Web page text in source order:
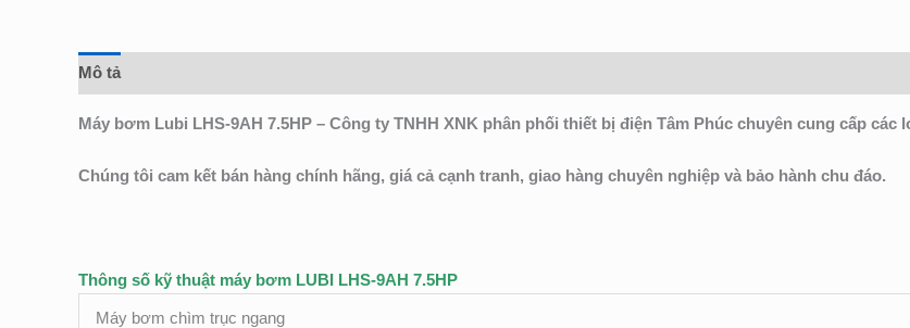
Mô tả
Máy bơm Lubi LHS-9AH 7.5HP – Công ty TNHH XNK phân phối thiết bị điện Tâm Phúc chuyên cung cấp các
Chúng tôi cam kết bán hàng chính hãng, giá cả cạnh tranh, giao hàng chuyên nghiệp và bảo hành chu đáo.
Thông số kỹ thuật máy bơm LUBI LHS-9AH 7.5HP
Máy bơm chìm trục ngang